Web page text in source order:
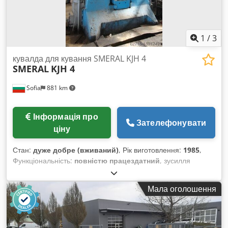
1 /3
Sofia 881 km
кувалда для кування SMERAL KJH 4
SMERAL KJH 4
ціну
Зателефонувати
Стан: дуже добре (вживаний), Рік виготовлення: 1985,
Функціональність: повністю працездатний, зусилля
, Ковальський молот SMERAL тип KJH 4
Dodpewbginjfx Abrokr Пневматично-гідравлічний
штампувальний молот з зустрічними бойками. Вага бойка,
кг: 1 800 Номінальна енергія удару бойка, кгм: 4 000
Кількість ударів бойка, 1/хв: 48 Хід бойка, мм: 500 Площа
установки штампу, мм: 286 x 600 Мін. висота штампу, мм:
Мала оголошення